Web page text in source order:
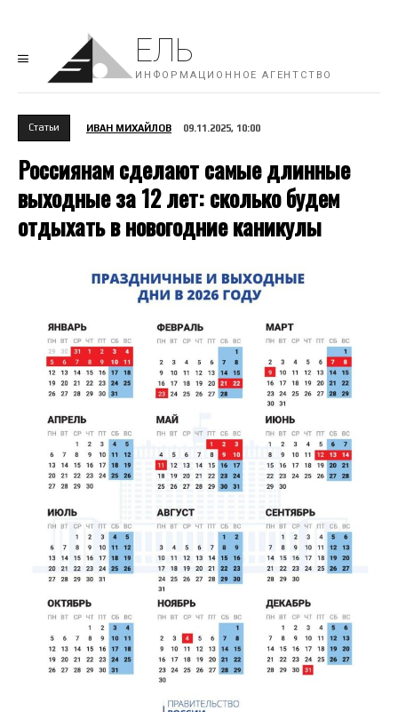
ЕЛЬ
ИНФОРМАЦИОННОЕ АГЕНТСТВО
Cтатьи ИВАН МИХАЙЛОВ 09.11.2025, 10:00
Россиянам сделают самые длинные
выходные за 12 лет: сколько будем
отдыхать в новогодние каникулы